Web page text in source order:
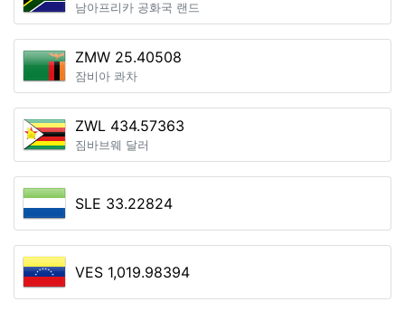
남아프리카 공화국 랜드
ZMW 25.40508
잠비아 콰차
ZWL 434.57363
짐바브웨 달러
SLE 33.22824
VES 1,019.98394